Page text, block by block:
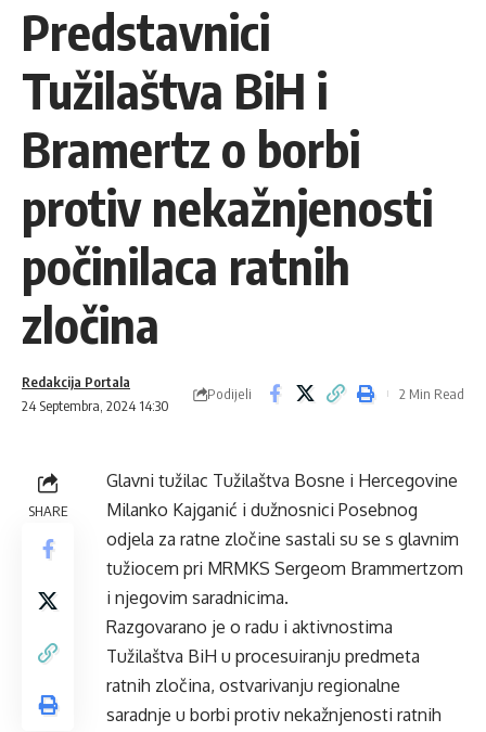
Predstavnici
Tužilaštva BiH i
Bramertz o borbi
protiv nekažnjenosti
počinilaca ratnih
zločina
24 Septembra, 2024 14:30
Redakcija Portala
Podijeli 2 Min Read
SHARE
Glavni tužilac Tužilaštva Bosne i Hercegovine
Milanko Kajganić i dužnosnici Posebnog
odjela za ratne zločine sastali su se s glavnim
tužiocem pri MRMKS Sergeom Brammertzom
i njegovim saradnicima.
Razgovarano je o radu i aktivnostima
Tužilaštva BiH u procesuiranju predmeta
ratnih zločina, ostvarivanju regionalne
saradnje u borbi protiv nekažnjenosti ratnih